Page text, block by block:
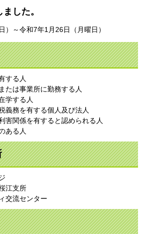
した。
）～令和7年1月26日（月曜日）
する人
たは事業所に勤務する人
学する人
義務を有する個人及び法人
害関係を有すると認められる人
ある人
江支所
交流センター